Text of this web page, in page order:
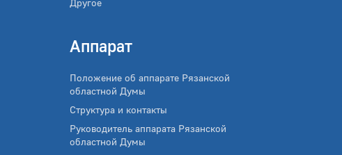
Другое
Аппарат
Положение об аппарате Рязанской
областной Думы
Структура и контакты
Руководитель аппарата Рязанской
областной Думы